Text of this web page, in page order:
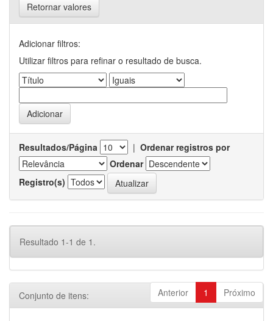
Retornar valores
Adicionar filtros:
Utilizar filtros para refinar o resultado de busca.
Resultados/Página | Ordenar registros por
Ordenar
Registro(s)
Resultado 1-1 de 1.
Anterior 1 Próximo
Conjunto de itens: